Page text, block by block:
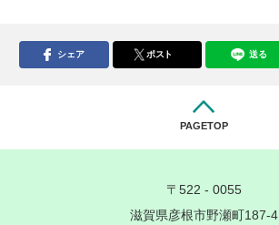
シェア ポスト 送る
PAGETOP
〒522 - 0055
滋賀県彦根市野瀬町187-4